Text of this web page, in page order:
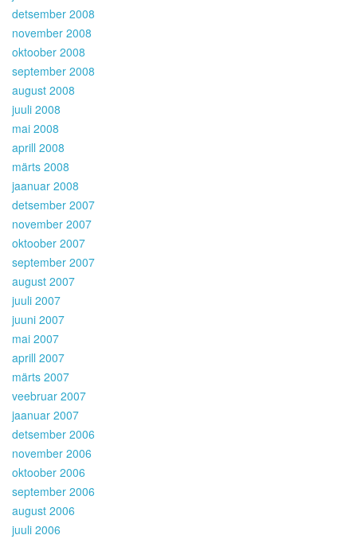
detsember 2008
november 2008
oktoober 2008
september 2008
august 2008
juuli 2008
mai 2008
aprill 2008
märts 2008
jaanuar 2008
detsember 2007
november 2007
oktoober 2007
september 2007
august 2007
juuli 2007
juuni 2007
mai 2007
aprill 2007
märts 2007
veebruar 2007
jaanuar 2007
detsember 2006
november 2006
oktoober 2006
september 2006
august 2006
juuli 2006